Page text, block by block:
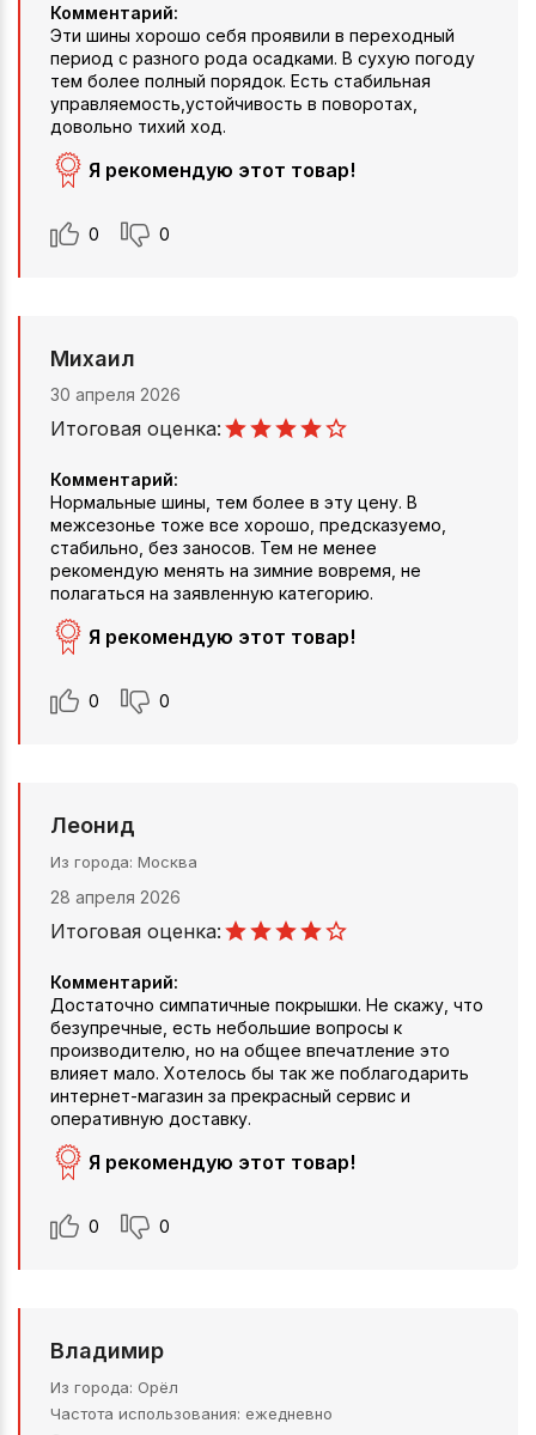
Комментарий:
Эти шины хорошо себя проявили в переходный
период с разного рода осадками. В сухую погоду
тем более полный порядок. Есть стабильная
управляемость,устойчивость в поворотах,
довольно тихий ход.
Я рекомендую этот товар!
0 0
Михаил
30 апреля 2026
Итоговая оценка:
Комментарий:
Нормальные шины, тем более в эту цену. В
межсезонье тоже все хорошо, предсказуемо,
стабильно, без заносов. Тем не менее
рекомендую менять на зимние вовремя, не
полагаться на заявленную категорию.
Я рекомендую этот товар!
0 0
Леонид
Из города Москва
28 апреля 2026
Итоговая оценка:
Комментарий:
Достаточно симпатичные покрышки. Не скажу, что
безупречные, есть небольшие вопросы к
производителю, но на общее впечатление это
влияет мало. Хотелось бы так же поблагодарить
интернет-магазин за прекрасный сервис и
оперативную доставку.
Я рекомендую этот товар!
0 0
Владимир
Из города Орёл
Частота использования ежедневно